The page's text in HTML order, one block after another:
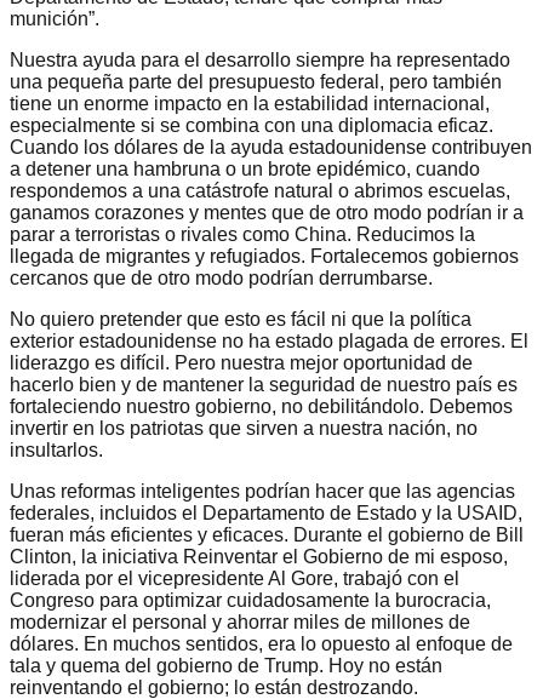
munición”.
Nuestra ayuda para el desarrollo siempre ha representado
una pequeña parte del presupuesto federal, pero también
tiene un enorme impacto en la estabilidad internacional,
especialmente si se combina con una diplomacia eficaz.
Cuando los dólares de la ayuda estadounidense contribuyen
a detener una hambruna o un brote epidémico, cuando
respondemos a una catástrofe natural o abrimos escuelas,
ganamos corazones y mentes que de otro modo podrían ir a
parar a terroristas o rivales como China. Reducimos la
llegada de migrantes y refugiados. Fortalecemos gobiernos
cercanos que de otro modo podrían derrumbarse.
No quiero pretender que esto es fácil ni que la política
exterior estadounidense no ha estado plagada de errores. El
liderazgo es difícil. Pero nuestra mejor oportunidad de
hacerlo bien y de mantener la seguridad de nuestro país es
fortaleciendo nuestro gobierno, no debilitándolo. Debemos
invertir en los patriotas que sirven a nuestra nación, no
insultarlos.
Unas reformas inteligentes podrían hacer que las agencias
federales, incluidos el Departamento de Estado y la USAID,
fueran más eficientes y eficaces. Durante el gobierno de Bill
Clinton, la iniciativa Reinventar el Gobierno de mi esposo,
liderada por el vicepresidente Al Gore, trabajó con el
Congreso para optimizar cuidadosamente la burocracia,
modernizar el personal y ahorrar miles de millones de
dólares. En muchos sentidos, era lo opuesto al enfoque de
tala y quema del gobierno de Trump. Hoy no están
reinventando el gobierno; lo están destrozando.